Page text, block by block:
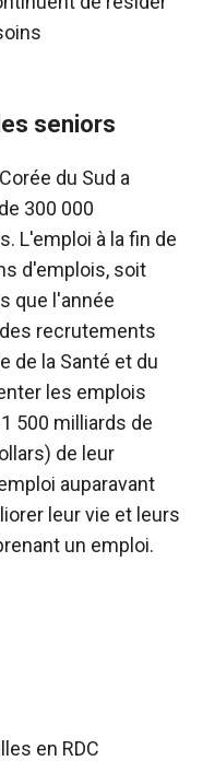
seniors
du Sud a
300 000
L'emploi à la fin de
d'emplois, soit
que l'année
recrutements
de la Santé et du
les emplois
500 milliards de
de leur
auparavant
leur vie et leurs
un emploi.
en RDC